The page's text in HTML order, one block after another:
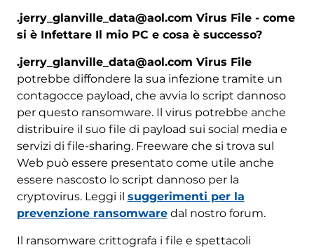
.jerry_glanville_data@aol.com Virus File - come
si è Infettare Il mio PC e cosa è successo?
.jerry_glanville_data@aol.com Virus File
potrebbe diffondere la sua infezione tramite un
contagocce payload, che avvia lo script dannoso
per questo ransomware. Il virus potrebbe anche
distribuire il suo file di payload sui social media e
servizi di file-sharing. Freeware che si trova sul
Web può essere presentato come utile anche
essere nascosto lo script dannoso per la
cryptovirus. Leggi il suggerimenti per la
prevenzione ransomwaredal nostro forum.
Il ransomware crittografa i file e spettacoli